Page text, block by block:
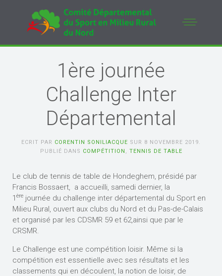
1ère journée
Challenge Inter
Départemental
ECRIT PAR CORENTIN SONILIACQUE SUR 8 NOVEMBRE 2019.
PUBLIÉ DANS COMPÉTITION , TENNIS DE TABLE
Le club de tennis de table de Hondeghem, présidé par
Francis Bossaert, a accueilli, samedi dernier, la
1 ère journée du challenge inter départemental du Sport en
Milieu Rural, ouvert aux clubs du Nord et du Pas-de-Calais
et organisé par les CDSMR 59 et 62,ainsi que par le
CRSMR.
Le Challenge est une compétition loisir. Même si la
compétition est essentielle avec ses résultats et les
classements qui en découlent, la notion de loisir, de